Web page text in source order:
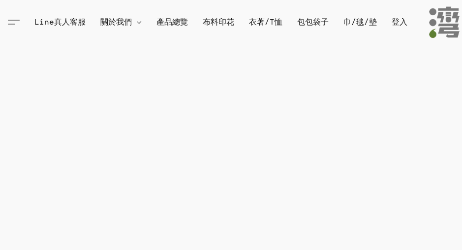
Line真人客服 關於我們 產品總覽 布料印花 衣著/T恤 包包袋子 巾/毯/墊 登入